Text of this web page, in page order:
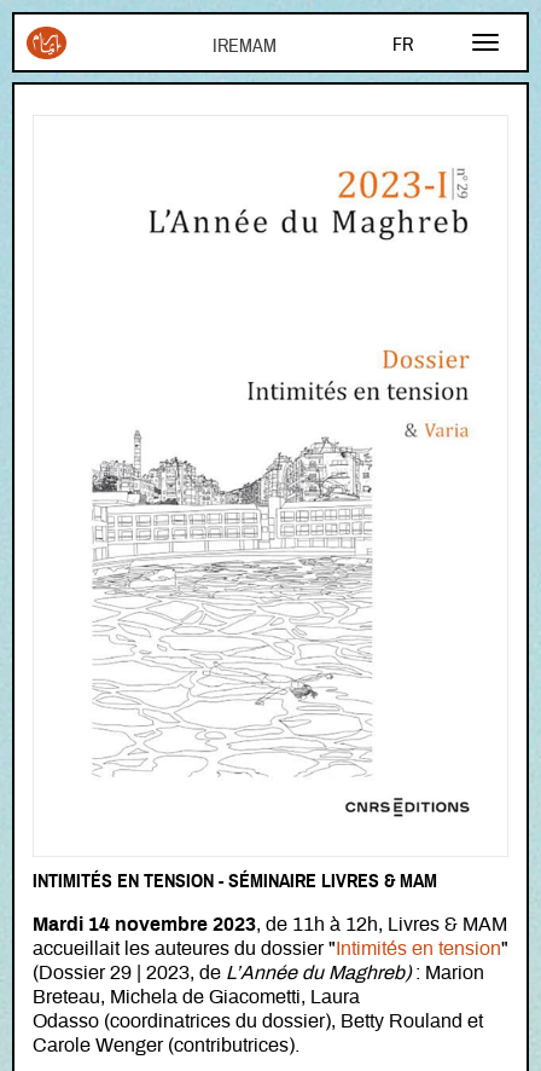
FR
EN
Aller au contenu principal
INTIMITÉS EN TENSION - SÉMINAIRE LIVRES & MAM
Mardi 14 novembre 2023, de 11h à 12h, Livres & MAM
accueillait les auteures du dossier " Intimités en tension"
(Dossier 29 | 2023, de L’Année du Maghreb): Marion
Breteau, Michela de Giacometti, Laura
Odasso (coordinatrices du dossier), Betty Rouland et
Carole Wenger (contributrices).